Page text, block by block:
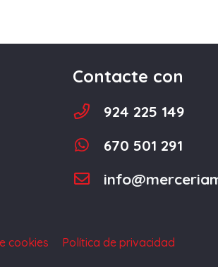
Contacte con
924 225 149
670 501 291
cookies Política de privacidad